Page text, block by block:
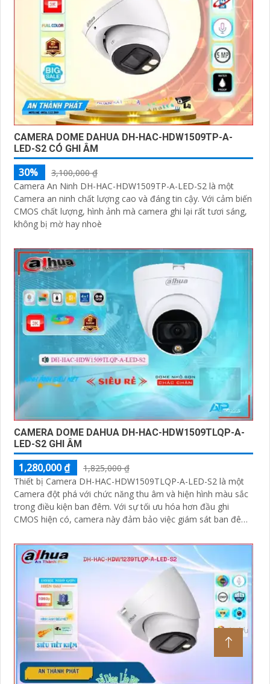
CAMERA DOME DAHUA DH-HAC-HDW1509TP-A-
LED-S2 CÓ GHI ÂM
30%
3,100,000 ₫
Camera An Ninh DH-HAC-HDW1509TP-A-LED-S2 là một
Camera an ninh chất lượng cao và đáng tin cậy. Với cảm biến
CMOS chất lượng, hình ảnh mà camera ghi lại rất tươi sáng,
không bị mờ hay nhoè
CAMERA DOME DAHUA DH-HAC-HDW1509TLQP-A-
LED-S2 GHI ÂM
1,280,000 ₫
1,825,000 ₫
Thiết bị Camera DH-HAC-HDW1509TLQP-A-LED-S2 là một
Camera đột phá với chức năng thu âm và hiện hình màu sắc
trong điều kiện ban đêm. Với sự tối ưu hóa hơn đầu ghi
CMOS hiện có, camera này đảm bảo việc giám sát ban đêm